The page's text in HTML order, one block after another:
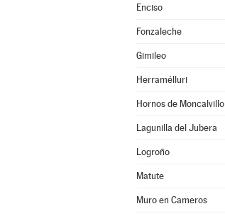
Enciso
Fonzaleche
Gimileo
Herramélluri
Hornos de Moncalvillo
Lagunilla del Jubera
Logroño
Matute
Muro en Cameros